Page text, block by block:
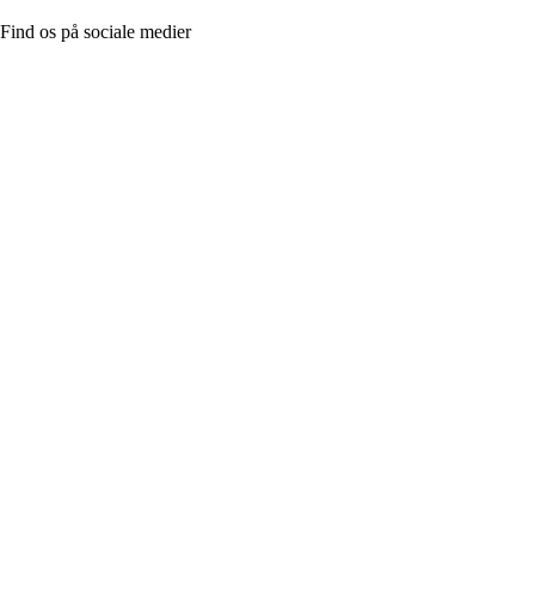
Find os på sociale medier